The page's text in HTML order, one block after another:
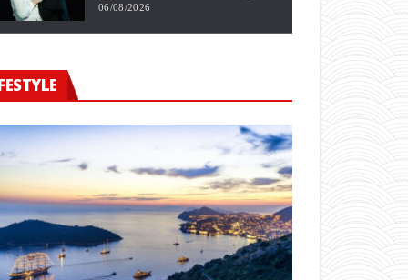
06/08/2026